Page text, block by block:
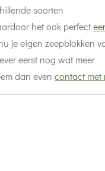
soorten
het ook perfect
je eigen zeepblokken
eerst nog wat meer
dan even contact met